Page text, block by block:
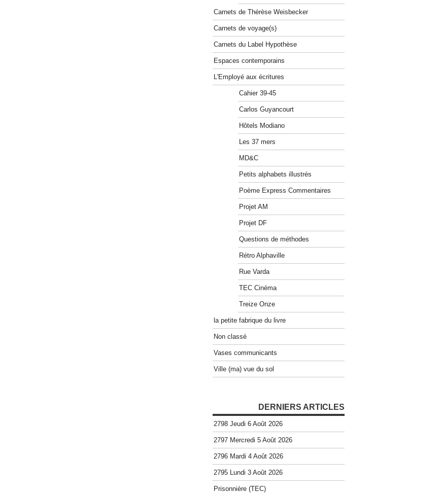
Carnets de Thérèse Weisbecker
Carnets de voyage(s)
Carnets du Label Hypothèse
Espaces contemporains
L'Employé aux écritures
Cahier 39-45
Carlos Guyancourt
Hôtels Modiano
Les 37 mers
MD&C
Petits alphabets illustrés
Poème Express Commentaires
Projet AM
Projet DF
Questions de méthodes
Rétro Alphaville
Rue Varda
TEC Cinéma
Treize Onze
la petite fabrique du livre
Non classé
Vases communicants
Ville (ma) vue du sol
DERNIERS ARTICLES
2798 Jeudi 6 Août 2026
2797 Mercredi 5 Août 2026
2796 Mardi 4 Août 2026
2795 Lundi 3 Août 2026
Prisonnière (TEC)